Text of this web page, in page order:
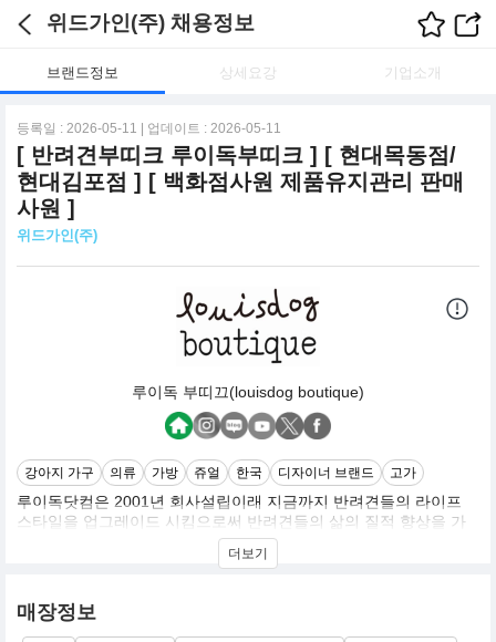
위드가인(주) 채용정보
브랜드정보 상세요강 기업소개
등록일 : 2026-05-11 | 업데이트 : 2026-05-11
[ 반려견부띠크 루이독부띠크 ] [ 현대목동점/
현대김포점 ] [ 백화점사원 제품유지관리 판매
사원 ]
위드가인(주)
루이독 부띠끄(louisdog boutique)
강아지 가구 의류 가방 쥬얼 한국 디자이너 브랜드 고가
루이독닷컴은 2001년 회사설립이래 지금까지 반려견들의 라이프
스타일을 업그레이드 시킴으로써 반려견들의 삶의 질적 향상을 가
장 중요한 가치의 하나로 성장해온 Design Pet Living Product를 선
도하는 디자인전문회사 입니다. 현재 프랑스, 영국, 독일, 벨기에, 스
일본 등 루이독을 만날 수 있는 매장들이 늘어남으로써 세계 최고의
디자인 회사가 되고자하는 루이독의 꿈에 한걸음 더 다가섰습니다.
더보기
매장정보